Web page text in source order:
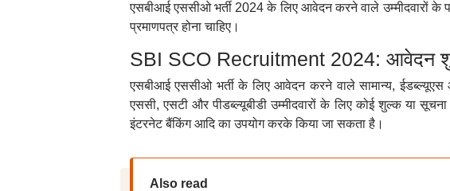
एसबीआई एससीओ भर्ती 2024 के लिए आवेदन करने वाले उम्मीदवारों के
प्रमाणपत्र होना चाहिए।
SBI SCO Recruitment 2024: आवेदन
एसबीआई एससीओ भर्ती के लिए आवेदन करने वाले सामान्य,
एससी, एसटी और पीडब्ल्यूबीडी उम्मीदवारों के लिए कोई शुल्क या
इंटरनेट बैंकिंग आदि का उपयोग करके किया जा सकता है।
Also read